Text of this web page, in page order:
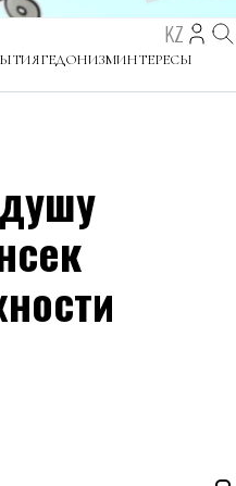
KZ
ГЕДОНИЗМИНТЕРЕСЫ